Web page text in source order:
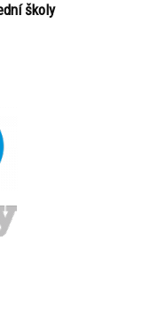
školy